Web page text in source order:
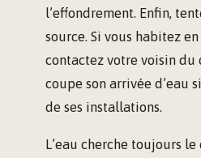
l’effondrement. Enfin,
source. Si vous habitez
contactez votre voisin du
coupe son arrivée d’eau
de ses installations.
L’eau cherche toujours